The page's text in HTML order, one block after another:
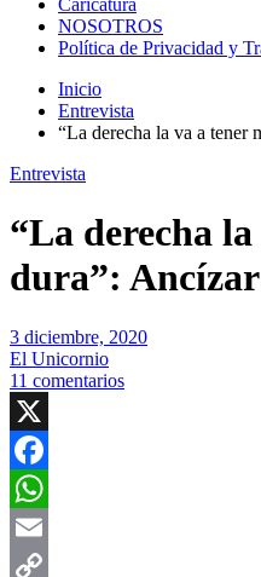
Caricatura
NOSOTROS
Política de Privacidad y
Inicio
Entrevista
“La derecha la va a tener
Entrevista
“La derecha
dura”:
3 diciembre, 2020
El Unicornio
11 comentarios
X
Facebook
WhatsApp
Email